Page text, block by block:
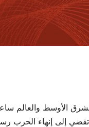
الأوسط والعالم
تقضي إلى إنهاء الحرب